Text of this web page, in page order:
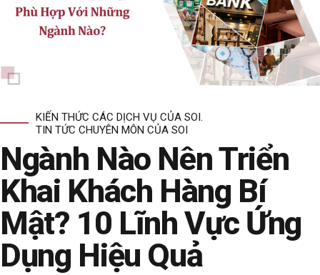
KIẾN THỨC CÁC DỊCH VỤ CỦA SOI.
TIN TỨC CHUYÊN MÔN CỦA SOI
Ngành Nào Nên Triển
Khai Khách Hàng Bí
Mật? 10 Lĩnh Vực Ứng
Dụng Hiệu Quả